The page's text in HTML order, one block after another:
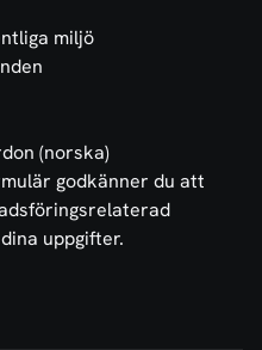
miljö
(norska)
godkänner du att
uppgifter.